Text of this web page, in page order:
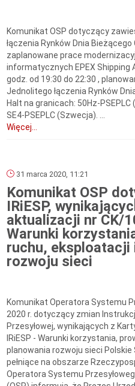
Komunikat OSP dotyczący
łączenia Rynków Dnia
zaplanowane prace
informatycznych EPEX Shipping
godz. od 19:30 do 22:30 ,
Jednolitego łączenia Rynków
Halt na granicach: 50Hz-PSEPLC
SE4-PSEPLC (Szwecja). ...
Więcej...
31 marca 2020, 11:21
Komunikat OSP
IRiESP,
aktualizacji nr CK/
Warunki
ruchu, eksploatacji
rozwoju sieci
Komunikat Operatora Systemu
2020 r. dotyczący zmian
Przesyłowej, wynikających z
IRiESP - Warunki korzystania,
planowania rozwoju sieci Polskie
pełniące na obszarze
Operatora Systemu